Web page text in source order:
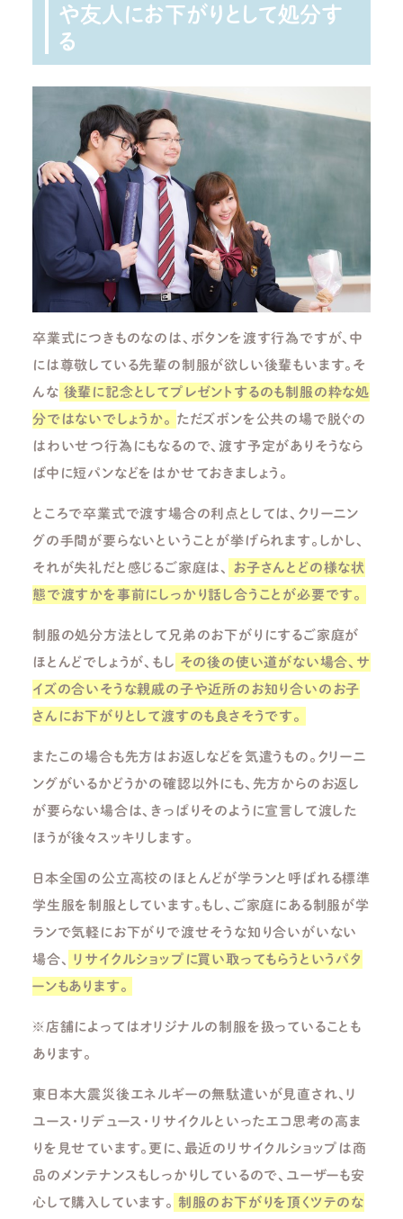
や友人にお下がりとして処分す
る
卒業式につきものなのは、ボタンを渡す行為ですが、中
には尊敬している先輩の制服が欲しい後輩もいます。そ
んな 後輩に記念としてプレゼントするのも制服の粋な処
分ではないでしょうか。 ただズボンを公共の場で脱ぐの
はわいせつ行為にもなるので、渡す予定がありそうなら
ば中に短パンなどをはかせておきましょう。
ところで卒業式で渡す場合の利点としては、クリーニン
グの手間が要らないということが挙げられます。しかし、
それが失礼だと感じるご家庭は、 お子さんとどの様な状
態で渡すかを事前にしっかり話し合うことが必要です。
制服の処分方法として兄弟のお下がりにするご家庭が
ほとんどでしょうが、もし その後の使い道がない場合、サ
イズの合いそうな親戚の子や近所のお知り合いのお子
さんにお下がりとして渡すのも良さそうです。
またこの場合も先方はお返しなどを気遣うもの。クリーニ
ングがいるかどうかの確認以外にも、先方からのお返し
が要らない場合は、きっぱりそのように宣言して渡した
ほうが後々スッキリします。
日本全国の公立高校のほとんどが学ランと呼ばれる標準
学生服を制服としています。もし、ご家庭にある制服が学
ランで気軽にお下がりで渡せそうな知り合いがいない
場合、 リサイクルショップに買い取ってもらうというパタ
ーンもあります。
※ 店舗によってはオリジナルの制服を扱っていることも
あります。
東日本大震災後エネルギーの無駄遣いが見直され、リ
ユース・リデュース・リサイクルといったエコ思考の高ま
りを見せています。更に、最近のリサイクルショップは商
品のメンテナンスもしっかりしているので、ユーザーも安
心して購入しています。 制服のお下がりを頂くツテのな